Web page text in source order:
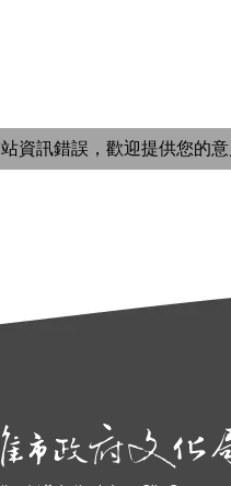
資訊錯誤，歡迎提供您的意